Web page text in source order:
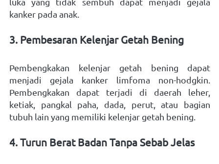
kanker pada anak.
3. Pembesaran Kelenjar Getah Bening
Pembengkakan kelenjar getah bening dapat
menjadi gejala kanker limfoma non-hodgkin.
Pembengkakan dapat terjadi di daerah leher,
ketiak, pangkal paha, dada, perut, atau bagian
tubuh lain yang memiliki kelenjar getah bening.
4. Turun Berat Badan Tanpa Sebab Jelas